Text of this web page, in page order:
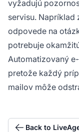
vyžadujú
servisu. Napríklad
odpovede na
potrebuje
Automatizovaný
pretože každý
mailov môže
Back to